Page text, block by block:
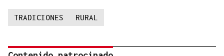
TRADICIONES RURAL